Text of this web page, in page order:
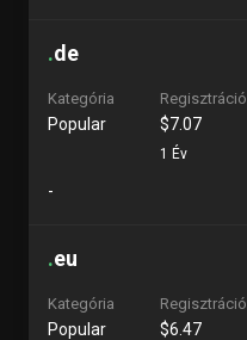
.de
Kategória
Popular
Regisztráció
$7.07
1 Év
-
.eu
Kategória
Popular
Regisztráció
$6.47